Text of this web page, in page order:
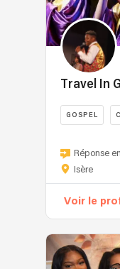
Travel In
GOSPEL
In
Gospel
est
un
gospel
professionnel
Réponse
Isère
Voir le